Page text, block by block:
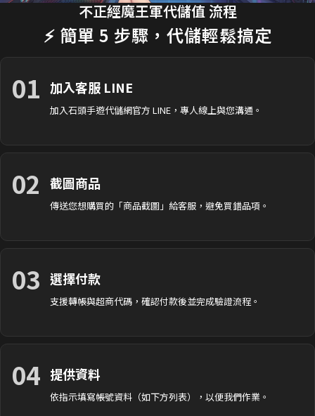
35分鐘前 楊**婷 購買了 3290元 禮包
不正經魔王軍代儲值 流程
⚡ 簡單 5 步驟，代儲輕鬆搞定
01 加入客服 LINE
加入石頭手遊代儲網官方 LINE，專人線上與您溝通。
02 截圖商品
傳送您想購買的「商品截圖」給客服，避免買錯品項。
03 選擇付款
支援轉帳與超商代碼，確認付款後並完成驗證流程。
04 提供資料
依指示填寫帳號資料（如下方列表），以便我們作業。